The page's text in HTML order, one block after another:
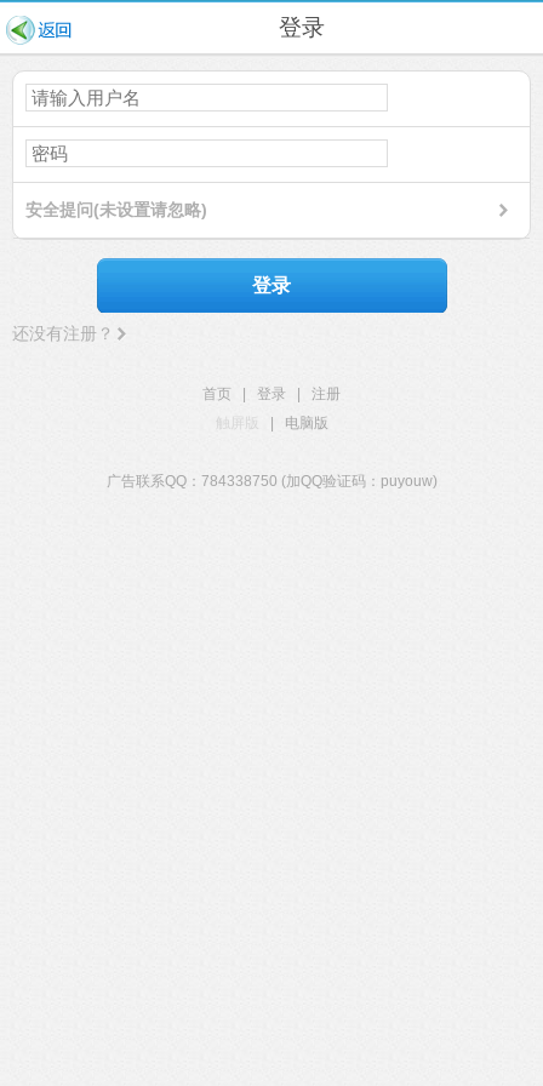
登录
安全提问(未设置请忽略)
登录
还没有注册？
首页 登录
注册
触屏版
电脑版
广告联系QQ：784338750 (加QQ验证码：puyouw)